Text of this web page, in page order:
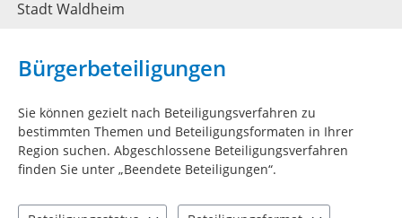
Stadt Waldheim
Bürgerbeteiligungen
Sie können gezielt nach Beteiligungsverfahren zu
bestimmten Themen und Beteiligungsformaten in Ihrer
Region suchen. Abgeschlossene Beteiligungsverfahren
finden Sie unter „Beendete Beteiligungen“.